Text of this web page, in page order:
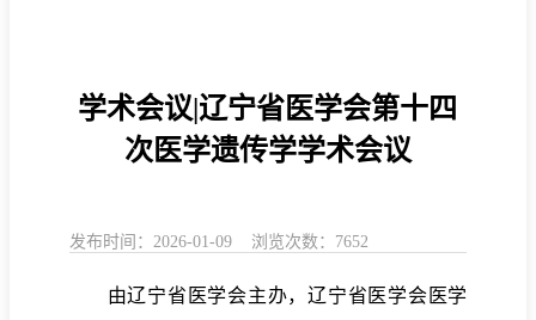
学术会议|辽宁省医学会第十四
次医学遗传学学术会议
发布时间：2026-01-09 浏览次数：7652
由辽宁省医学会主办，辽宁省医学会医学